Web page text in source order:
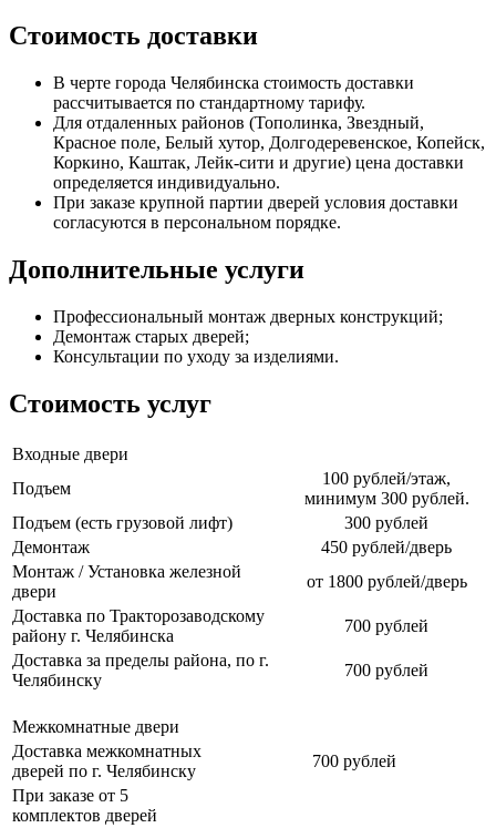
Стоимость доставки
В черте города Челябинска стоимость доставки
рассчитывается по стандартному тарифу.
Для отдаленных районов (Тополинка, Звездный,
Красное поле, Белый хутор, Долгодеревенское, Копейск,
Коркино, Каштак, Лейк-сити и другие) цена доставки
определяется индивидуально.
При заказе крупной партии дверей условия доставки
согласуются в персональном порядке.
Дополнительные услуги
Профессиональный монтаж дверных конструкций;
Демонтаж старых дверей;
Консультации по уходу за изделиями.
Стоимость услуг
Входные двери
Подъем
100 рублей/этаж,
минимум 300 рублей.
Подъем (есть грузовой лифт)
300 рублей
Демонтаж
450 рублей/дверь
Монтаж / Установка железной
двери
от 1800 рублей/дверь
Доставка по Тракторозаводскому
району г. Челябинска
700 рублей
Доставка за пределы района, по г.
Челябинску
700 рублей
Межкомнатные двери
Доставка межкомнатных
дверей по г. Челябинску
700 рублей
При заказе от 5
комплектов дверей